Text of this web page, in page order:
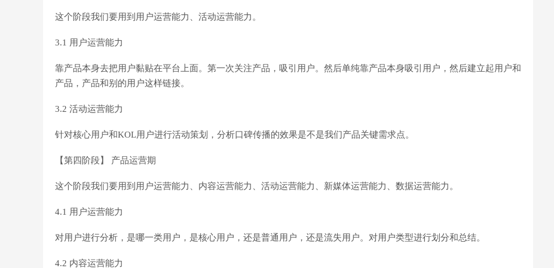
这个阶段我们要用到用户运营能力、活动运营能力。
3.1 用户运营能力
靠产品本身去把用户黏贴在平台上面。第一次关注产品，吸引用户。然后单纯靠产品本身吸引用户，然后建立起用户和
产品，产品和别的用户这样链接。
3.2 活动运营能力
针对核心用户和KOL用户进行活动策划，分析口碑传播的效果是不是我们产品关键需求点。
【第四阶段】 产品运营期
这个阶段我们要用到用户运营能力、内容运营能力、活动运营能力、新媒体运营能力、数据运营能力。
4.1 用户运营能力
对用户进行分析，是哪一类用户，是核心用户，还是普通用户，还是流失用户。对用户类型进行划分和总结。
4.2 内容运营能力